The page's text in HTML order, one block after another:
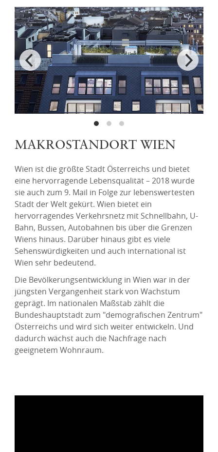
MAKROSTANDORT WIEN
Wien ist die größte Stadt Österreichs und bietet
eine hervorragende Lebensqualität – 2018 wurde
sie auch zum 9. Mail in Folge zur lebenswertesten
Stadt der Welt gekürt. Wien bietet ein
hervorragendes Verkehrsnetz mit Schnellbahn, U-
Bahn, Bussen, Autobahnen bis über die Grenzen
Wiens hinaus. Darüber hinaus gibt es viele
Sehenswürdigkeiten und auch international ist
Wien sehr bedeutend.
Die Bevölkerungsentwicklung in Wien war in der
jüngsten Vergangenheit stark von Wachstum
geprägt. Im nationalen Maßstab zählt die
Bundeshauptstadt zum "demografischen Zentrum"
Österreichs und wird sich weiter entwickeln. Und
dadurch wächst auch die Nachfrage nach
geeignetem Wohnraum.